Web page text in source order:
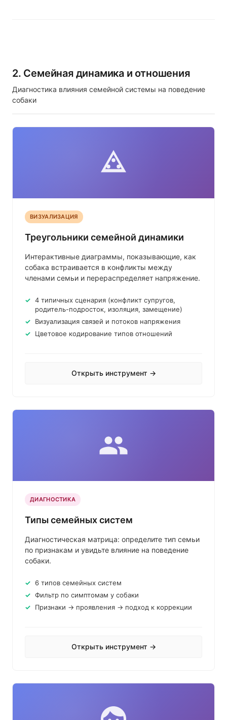
2. Семейная динамика и отношения
Диагностика влияния семейной системы на поведение
собаки
ВИЗУАЛИЗАЦИЯ
Треугольники семейной динамики
Интерактивные диаграммы, показывающие, как
собака встраивается в конфликты между
членами семьи и перераспределяет напряжение.
4 типичных сценария (конфликт супругов,
родитель-подросток, изоляция, замещение)
Визуализация связей и потоков напряжения
Цветовое кодирование типов отношений
Открыть инструмент →
ДИАГНОСТИКА
Типы семейных систем
Диагностическая матрица: определите тип семьи
по признакам и увидьте влияние на поведение
собаки.
6 типов семейных систем
Фильтр по симптомам у собаки
Признаки → проявления → подход к коррекции
Открыть инструмент →